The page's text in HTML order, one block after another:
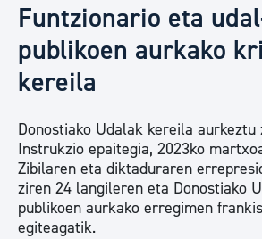
Funtzionario eta
publikoen aurkako
kereila
Donostiako Udalak kereila aurkeztu
Instrukzio epaitegia, 2023ko
Zibilaren eta diktaduraren
ziren 24 langileren eta Donostiako
publikoen aurkako erregimen
egiteagatik.